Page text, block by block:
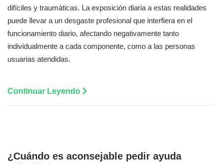
difíciles y traumáticas. La exposición diaria a estas realidades
puede llevar a un desgaste profesional que interfiera en el
funcionamiento diario, afectando negativamente tanto
individualmente a cada componente, como a las personas
usuarias atendidas.
Continuar Leyendo
¿Cuándo es aconsejable pedir ayuda